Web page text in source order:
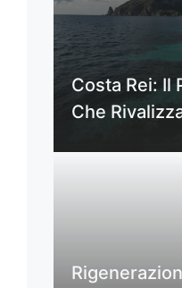
Costa Rei: Il
Che